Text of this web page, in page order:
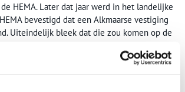
HEMA. Later dat jaar werd in het landelijke
bevestigd dat een Alkmaarse vestiging
Uiteindelijk bleek dat die zou komen op de
Van de Boschstraat. Heuseveldt verhuisde in
pand en het gebouw dat hij achterliet bleef